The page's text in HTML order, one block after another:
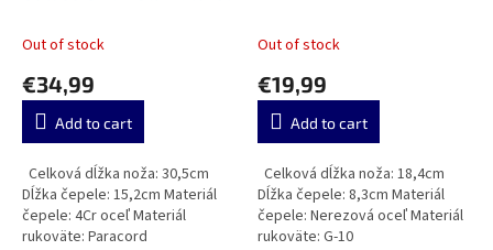
Out of stock
€34,99
Add to cart
Celková dĺžka noža: 30,5cm
Dĺžka čepele: 15,2cm Materiál
čepele: 4Cr oceľ Materiál
rukoväte: Paracord
Out of stock
€19,99
Add to cart
Celková dĺžka noža: 18,4cm
Dĺžka čepele: 8,3cm Materiál
čepele: Nerezová oceľ Materiál
rukoväte: G-10